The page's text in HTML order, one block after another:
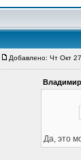
Добавлено: Чт Окт
Да, это